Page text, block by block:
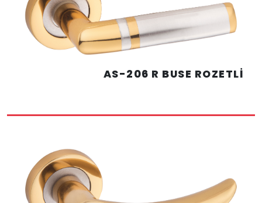
AS-206 R BUSE ROZETLİ